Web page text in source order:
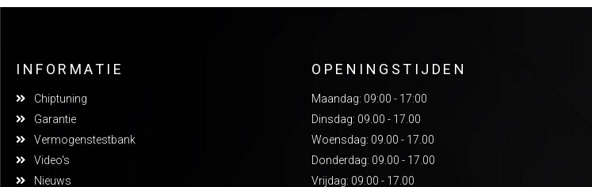
INFORMATIE
Chiptuning
Garantie
Vermogenstestbank
Video's
Nieuws
OPENINGSTIJDEN
Maandag: 09:00 - 17:00
Dinsdag: 09.00 - 17.00
Woensdag: 09.00 - 17.00
Donderdag: 09.00 - 17.00
Vrijdag: 09.00 - 17.00